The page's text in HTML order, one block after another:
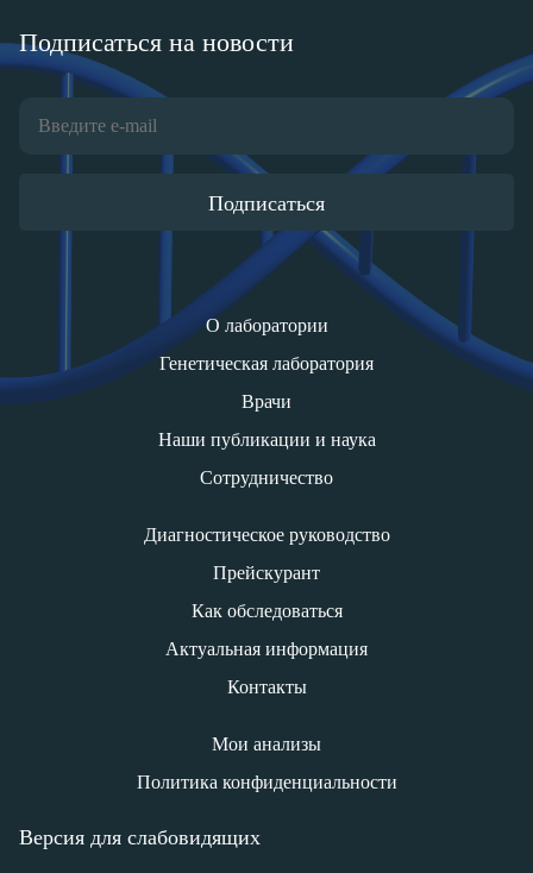
Подписаться на новости
Подписаться
О лаборатории
Генетическая лаборатория
Врачи
Наши публикации и наука
Сотрудничество
Диагностическое руководство
Прейскурант
Как обследоваться
Актуальная информация
Контакты
Мои анализы
Политика конфиденциальности
Версия для слабовидящих